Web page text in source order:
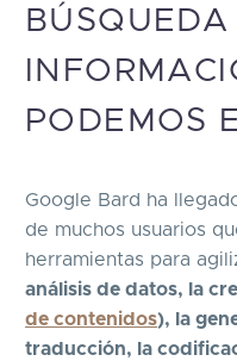
BÚSQUEDA
PODEMOS
Google Bard ha
de muchos usuarios
herramientas para
análisis de datos, la
de contenidos), la
traducción, la